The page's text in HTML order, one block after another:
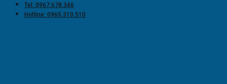
Tel: 0967.678.346
Hotline: 0965.310.510